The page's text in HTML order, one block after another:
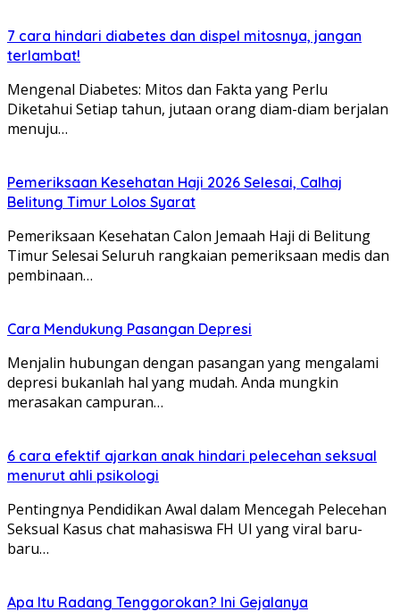
7 cara hindari diabetes dan dispel mitosnya, jangan
terlambat!
Mengenal Diabetes: Mitos dan Fakta yang Perlu
Diketahui Setiap tahun, jutaan orang diam-diam berjalan
menuju…
Pemeriksaan Kesehatan Haji 2026 Selesai, Calhaj
Belitung Timur Lolos Syarat
Pemeriksaan Kesehatan Calon Jemaah Haji di Belitung
Timur Selesai Seluruh rangkaian pemeriksaan medis dan
pembinaan…
Cara Mendukung Pasangan Depresi
Menjalin hubungan dengan pasangan yang mengalami
depresi bukanlah hal yang mudah. Anda mungkin
merasakan campuran…
6 cara efektif ajarkan anak hindari pelecehan seksual
menurut ahli psikologi
Pentingnya Pendidikan Awal dalam Mencegah Pelecehan
Seksual Kasus chat mahasiswa FH UI yang viral baru-
baru…
Apa Itu Radang Tenggorokan? Ini Gejalanya